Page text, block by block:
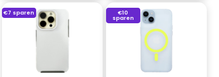
€7 sparen €10
sparen